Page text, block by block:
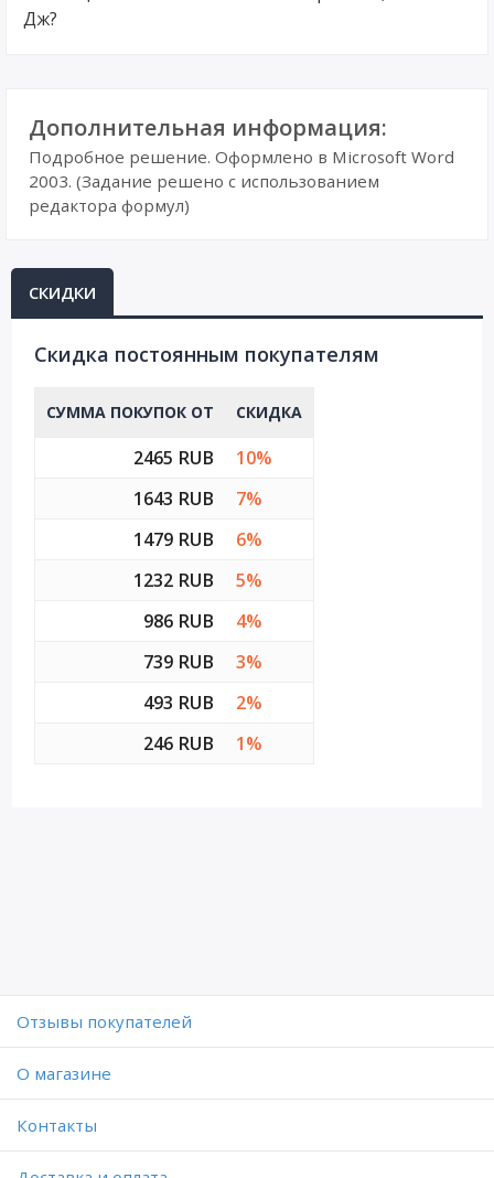
Дж?
Дополнительная информация:
Подробное решение. Оформлено в Microsoft Word
2003. (Задание решено с использованием
редактора формул)
СКИДКИ
Cкидка постоянным покупателям
СУММА ПОКУПОК ОТ СКИДКА
2465 RUB
10%
1643 RUB
7%
1479 RUB
6%
1232 RUB
5%
986 RUB
4%
739 RUB
3%
493 RUB
2%
246 RUB
1%
Отзывы покупателей
O магазине
Контакты